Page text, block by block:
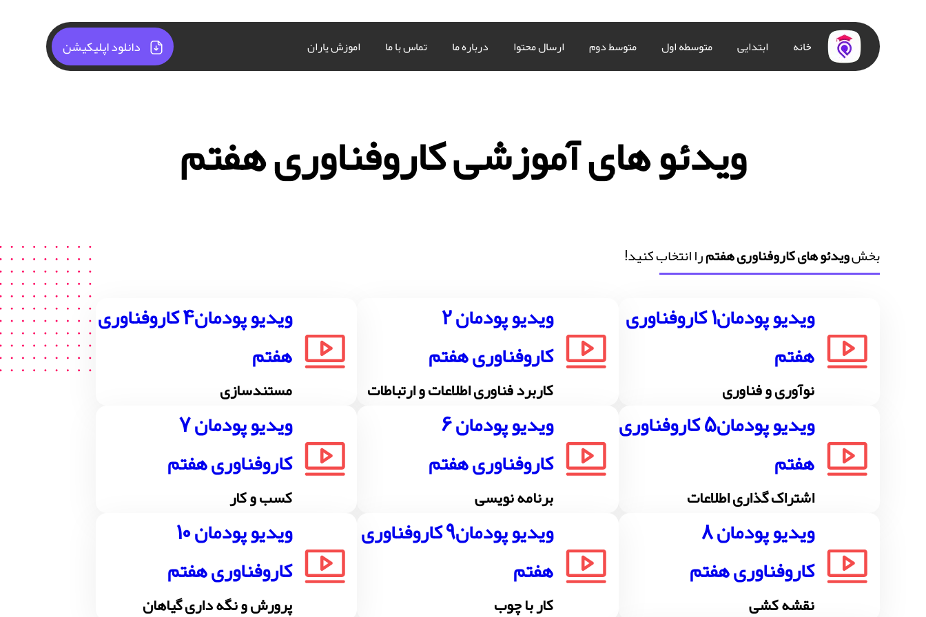
خانه ابتدایی متوسطه اول متوسط دوم ارسال محتوا درباره ما تماس با ما اموزش یاران دانلود اپلیکیشن
ویدئو های آموزشی کاروفناوری هفتم
بخشویدئو های کاروفناوری هفتمرا انتخاب کنید!
ویدیو پودمان1 کاروفناوری
هفتم
نوآوری و فناوری
ویدیو پودمان 2
کاروفناوری هفتم
کاربرد فناوری اطلاعات و ارتباطات
ویدیو پودمان4 کاروفناوری
هفتم
مستندسازی
ویدیو پودمان5 کاروفناوری
هفتم
اشتراک گذاری اطلاعات
ویدیو پودمان 6
کاروفناوری هفتم
برنامه نویسی
ویدیو پودمان 7
کاروفناوری هفتم
کسب و کار
ویدیو پودمان 8
کاروفناوری هفتم
نقشه کشی
ویدیو پودمان9 کاروفناوری
هفتم
کار با چوب
ویدیو پودمان 10
کاروفناوری هفتم
پرورش و نگه داری گیاهان